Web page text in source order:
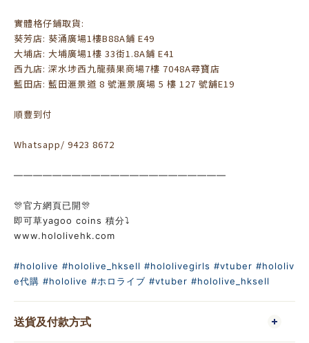
實體格仔鋪取貨:
葵芳店: 葵涌廣場1樓B88A鋪 E49
大埔店: 大埔廣場1樓 33街1.8A鋪 E41
西九店: 深水埗西九龍蘋果商場7樓 7048A尋寶店
藍田店: 藍田滙景道 8 號滙景廣場 5 樓 127 號舖E19
順豐到付
Whatsapp/ 9423 8672
——————————————————————
🎊官方網頁已開🎊
即可草yagoo coins 積分⤵️
www.hololivehk.com
#hololive #hololive_hksell #hololivegirls #vtuber #hololiv
e代購 #hololive #ホロライブ #vtuber #hololive_hksell
送貨及付款方式